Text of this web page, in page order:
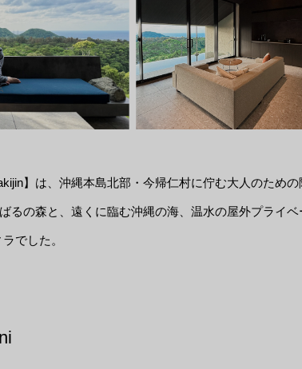
】は、沖縄本島北部・今帰仁村に佇む大人のための
るの森と、遠くに臨む沖縄の海、温水の屋外プライベ
でした。